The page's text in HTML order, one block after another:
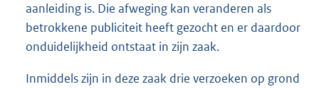
aanleiding is. Die afweging kan veranderen als
betrokkene publiciteit heeft gezocht en er daardoor
onduidelijkheid ontstaat in zijn zaak.
Inmiddels zijn in deze zaak drie verzoeken op grond